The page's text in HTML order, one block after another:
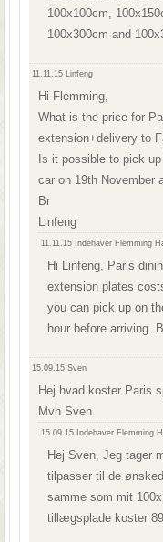
100x100cm,
100x300cm and
11.11.15 Linfeng
Hi Flemming,
What is the price for
extension+delivery to
Is it possible to pick
car on 19th November
Br
Linfeng
11.11.15 Indehaver Flemming
Hi Linfeng, Paris
extension plates
you can pick up on
hour before arriving.
15.09.15Sven
Hej.hvad koster Paris
Mvh Sven
15.09.15 Indehaver Flemming
Hej Sven, Jeg tager
tilpasser til de
samme som mit
tillægsplade koster